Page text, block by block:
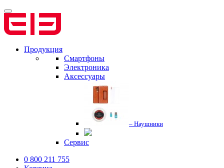
Продукция
Смартфоны
Электроника
Аксессуары
– Наушники
Сервис
0 800 211 755